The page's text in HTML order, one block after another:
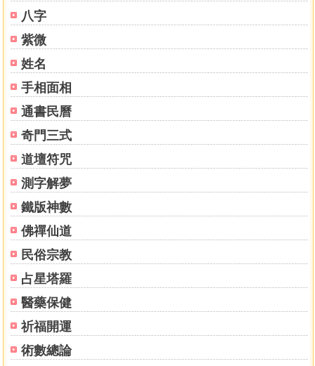
八字
紫微
姓名
手相面相
通書民曆
奇門三式
道壇符咒
測字解夢
鐵版神數
佛禪仙道
民俗宗教
占星塔羅
醫藥保健
祈福開運
術數總論